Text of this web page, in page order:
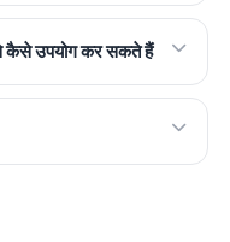
से कैसे उपयोग कर सकते हैं